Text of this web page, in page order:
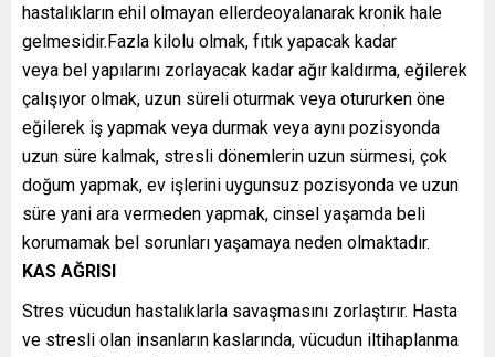
hastalıkların ehil olmayan ellerdeoyalanarak kronik hale
gelmesidir.Fazla kilolu olmak, fıtık yapacak kadar
veya bel yapılarını zorlayacak kadar ağır kaldırma, eğilerek
çalışıyor olmak, uzun süreli oturmak veya otururken öne
eğilerek iş yapmak veya durmak veya aynı pozisyonda
uzun süre kalmak, stresli dönemlerin uzun sürmesi, çok
doğum yapmak, ev işlerini uygunsuz pozisyonda ve uzun
süre yani ara vermeden yapmak, cinsel yaşamda beli
korumamak bel sorunları yaşamaya neden olmaktadır.
KAS AĞRISI
Stres vücudun hastalıklarla savaşmasını zorlaştırır. Hasta
ve stresli olan insanların kaslarında, vücudun iltihaplanma